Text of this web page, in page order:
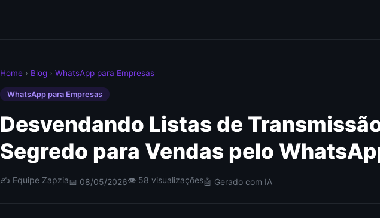
Home › Blog › WhatsApp para Empresas
WhatsApp para Empresas
Desvendando Listas de
Segredo para Vendas pelo
✍️ Equipe Zapzia📅 08/05/2026👁 58 visualizações🤖 Gerado com IA